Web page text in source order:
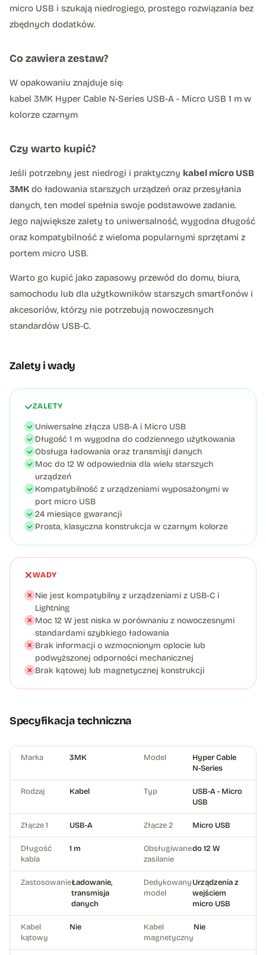
micro USB i szukają niedrogiego, prostego rozwiązania bez
zbędnych dodatków.
Co zawiera zestaw?
W opakowaniu znajduje się:
kabel 3MK Hyper Cable N-Series USB-A - Micro USB 1 m w
kolorze czarnym
Czy warto kupić?
Jeśli potrzebny jest niedrogi i praktyczny kabel micro USB
3MK do ładowania starszych urządzeń oraz przesyłania
danych, ten model spełnia swoje podstawowe zadanie.
Jego największe zalety to uniwersalność, wygodna długość
oraz kompatybilność z wieloma popularnymi sprzętami z
portem micro USB.
Warto go kupić jako zapasowy przewód do domu, biura,
samochodu lub dla użytkowników starszych smartfonów i
akcesoriów, którzy nie potrzebują nowoczesnych
standardów USB-C.
Zalety i wady
ZALETY
Uniwersalne złącza USB-A i Micro USB
Długość 1 m wygodna do codziennego użytkowania
Obsługa ładowania oraz transmisji danych
Moc do 12 W odpowiednia dla wielu starszych
urządzeń
Kompatybilność z urządzeniami wyposażonymi w
port micro USB
24 miesiące gwarancji
Prosta, klasyczna konstrukcja w czarnym kolorze
WADY
Nie jest kompatybilny z urządzeniami z USB-C i
Lightning
Moc 12 W jest niska w porównaniu z nowoczesnymi
standardami szybkiego ładowania
Brak informacji o wzmocnionym oplocie lub
podwyższonej odporności mechanicznej
Brak kątowej lub magnetycznej konstrukcji
Specyfikacja techniczna
Marka 3MK Model
Hyper Cable
N-Series
Rodzaj Kabel Typ
USB-A - Micro
USB
Złącze 1 USB-A Złącze 2 Micro USB
Długość
kabla
1 m
Obsługiwane
zasilanie
do 12 W
ZastosowanieŁadowanie,
transmisja
danych
Dedykowany
model
Urządzenia z
wejściem
micro USB
Kabel
kątowy
Nie
Kabel
magnetyczny
Nie